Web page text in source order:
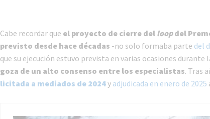
Cabe recordar que el proyecto de cierre del loopdel
previsto desde hace décadas -no solo formaba parte del
que su ejecución estuvo prevista en varias ocasiones durante
goza de un alto consenso entre los especialistas. Tras
licitada a mediados de 2024y adjudicada en enero de 2025